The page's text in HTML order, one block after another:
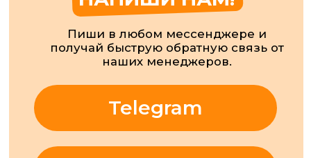
ВСЕ ЭТО АБСОЛЮТНО
БЕСПЛАТНОДЛЯ ВСЕХ УЧЕНИКОВ
НАШЕЙ ШКОЛЫ!